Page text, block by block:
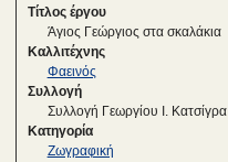
Τίτλος έργου
Άγιος Γεώργιος στα σκαλάκια
Καλλιτέχνης
Φαεινός
Συλλογή
Συλλογή Γεωργίου Ι. Κατσίγρα
Κατηγορία
Ζωγραφική